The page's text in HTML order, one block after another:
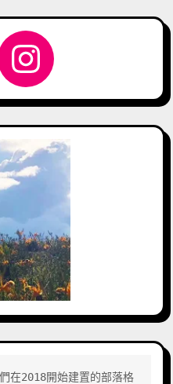
在2018開始建置的部落格